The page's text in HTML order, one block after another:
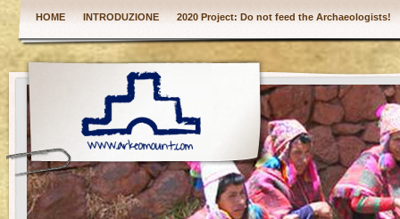
HOME INTRODUZIONE 2020 Project: Do not feed the Archaeologists!